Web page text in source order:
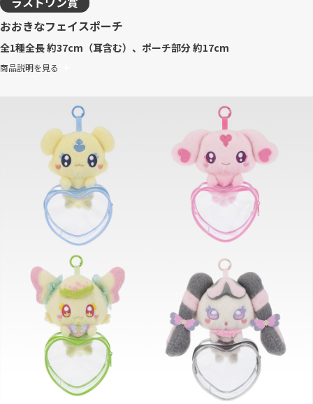
おおきなフェイスポーチ
全1種全長 約37cm（耳含む）、ポーチ部分 約17cm
商品説明を見る